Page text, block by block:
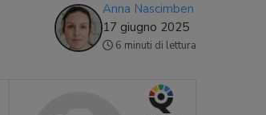
Anna Nascimben
17 giugno 2025
6 minuti di lettura